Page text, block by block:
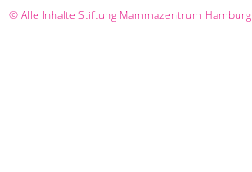
© Alle Inhalte Stiftung Mammazentrum Hamburg